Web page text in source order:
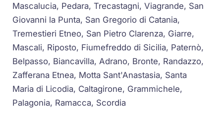
Mascalucia, Pedara, Trecastagni, Viagrande, San
Giovanni la Punta, San Gregorio di Catania,
Tremestieri Etneo, San Pietro Clarenza, Giarre,
Mascali, Riposto, Fiumefreddo di Sicilia, Paternò,
Belpasso, Biancavilla, Adrano, Bronte, Randazzo,
Zafferana Etnea, Motta Sant'Anastasia, Santa
Maria di Licodia, Caltagirone, Grammichele,
Palagonia, Ramacca, Scordia